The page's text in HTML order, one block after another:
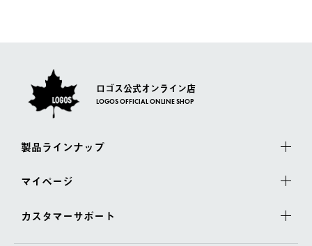
ロゴス公式オンライン店
LOGOS OFFICIAL ONLINE SHOP
製品ラインナップ
マイページ
カスタマーサポート